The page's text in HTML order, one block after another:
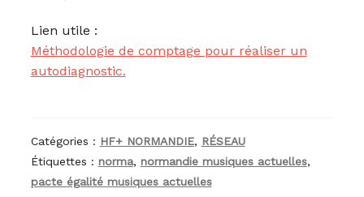
Lien utile :
Méthodologie de comptage pour réaliser un
autodiagnostic.
Catégories : HF+ NORMANDIE, RÉSEAU
Étiquettes : norma, normandie musiques actuelles,
pacte égalité musiques actuelles